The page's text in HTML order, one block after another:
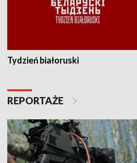
Tydzień białoruski
REPORTAŻE